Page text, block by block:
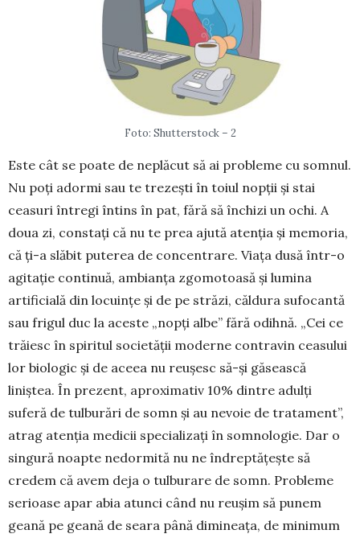
Foto: Shutterstock – 2
Este cât se poate de neplăcut să ai proble­me cu somnul.
Nu poți adormi sau te tre­zești în toiul nopții și stai
ceasuri în­tregi în­tins în pat, fără să închizi un ochi. A
doua zi, constați că nu te prea ajută atenția și memoria,
că ți-a slăbit puterea de concentrare. Viața dusă într-o
agitație continuă, ambianța zgomotoasă și lumina
artificială din locuințe și de pe străzi, căl­dura su­focantă
sau frigul duc la aceste „nopți albe” fără odihnă. „Cei ce
trăiesc în spiritul so­cietății moder­ne contravin cea­sului
lor biologic și de aceea nu reu­șesc să-și găsească
liniștea. În prezent, aproxi­mativ 10% din­tre adulți
suferă de tulburări de somn și au nevoie de tra­ta­ment”,
atrag atenția medicii specializați în somnologie. Dar o
singură noapte nedormită nu ne îndreptățește să
credem că avem deja o tulburare de somn. Probleme
serioase apar abia atunci când nu reușim să punem
geană pe gea­nă de seara până dimineața, de minimum